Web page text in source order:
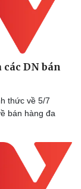
số
DN bán
thức về 5/7
bán hàng đa